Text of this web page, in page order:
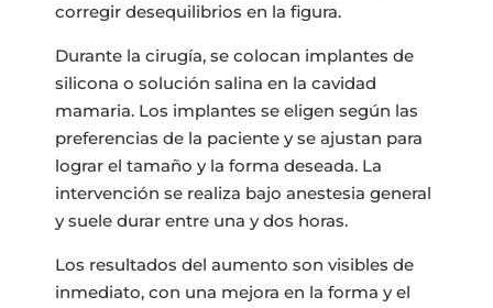
corregir desequilibrios en la figura.
Durante la cirugía, se colocan implantes de
silicona o solución salina en la cavidad
mamaria. Los implantes se eligen según las
preferencias de la paciente y se ajustan para
lograr el tamaño y la forma deseada. La
intervención se realiza bajo anestesia general
y suele durar entre una y dos horas.
Los resultados del aumento son visibles de
inmediato, con una mejora en la forma y el